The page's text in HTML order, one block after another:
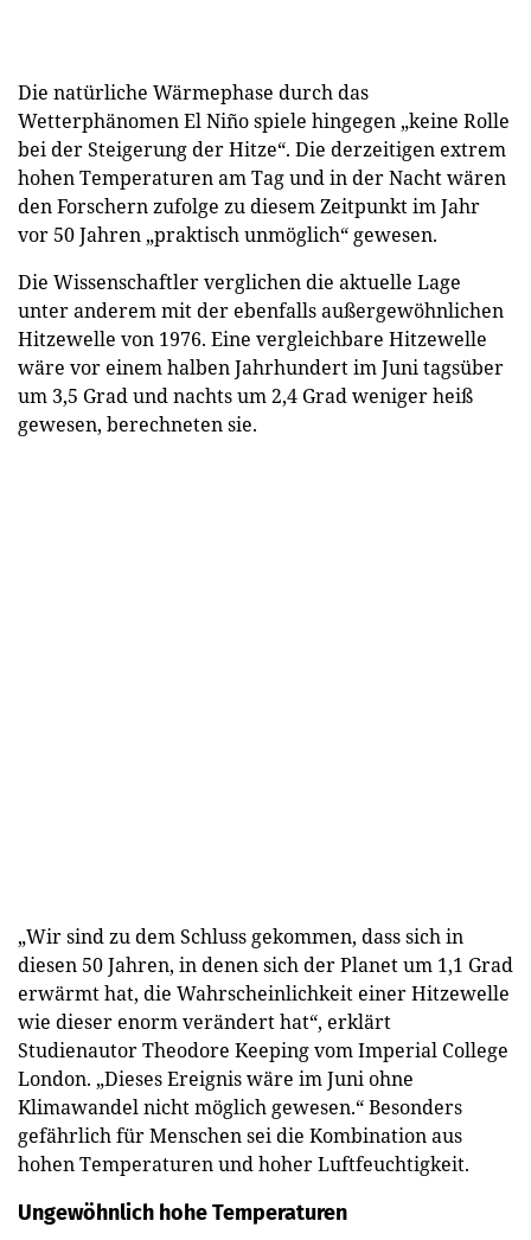
Die natürliche Wärmephase durch das
Wetterphänomen El Niño spiele hingegen „keine Rolle
bei der Steigerung der Hitze“. Die derzeitigen extrem
hohen Temperaturen am Tag und in der Nacht wären
den Forschern zufolge zu diesem Zeitpunkt im Jahr
vor 50 Jahren „praktisch unmöglich“ gewesen.
Die Wissenschaftler verglichen die aktuelle Lage
unter anderem mit der ebenfalls außergewöhnlichen
Hitzewelle von 1976. Eine vergleichbare Hitzewelle
wäre vor einem halben Jahrhundert im Juni tagsüber
um 3,5 Grad und nachts um 2,4 Grad weniger heiß
gewesen, berechneten sie.
„Wir sind zu dem Schluss gekommen, dass sich in
diesen 50 Jahren, in denen sich der Planet um 1,1 Grad
erwärmt hat, die Wahrscheinlichkeit einer Hitzewelle
wie dieser enorm verändert hat“, erklärt
Studienautor Theodore Keeping vom Imperial College
London. „Dieses Ereignis wäre im Juni ohne
Klimawandel nicht möglich gewesen.“ Besonders
gefährlich für Menschen sei die Kombination aus
hohen Temperaturen und hoher Luftfeuchtigkeit.
Ungewöhnlich hohe Temperaturen